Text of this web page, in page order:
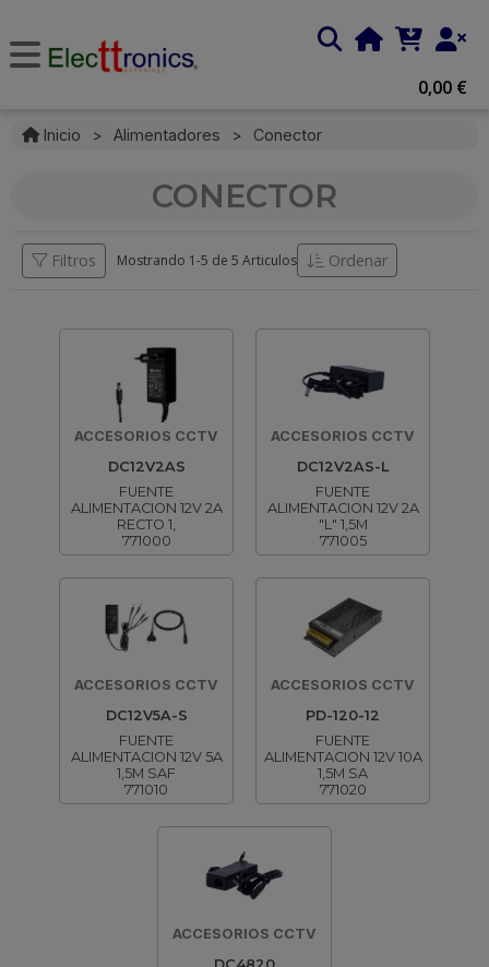
0,00 €
Inicio > Alimentadores > Conector
CONECTOR
Filtros Mostrando 1-5 de 5 Articulos Ordenar
ACCESORIOS CCTV
DC12V2AS
FUENTE
ALIMENTACION 12V 2A
RECTO 1,
771000
ACCESORIOS CCTV
DC12V2AS-L
FUENTE
ALIMENTACION 12V 2A
"L" 1,5M
771005
ACCESORIOS CCTV
DC12V5A-S
FUENTE
ALIMENTACION 12V 5A
1,5M SAF
771010
ACCESORIOS CCTV
PD-120-12
FUENTE
ALIMENTACION 12V 10A
1,5M SA
771020
ACCESORIOS CCTV